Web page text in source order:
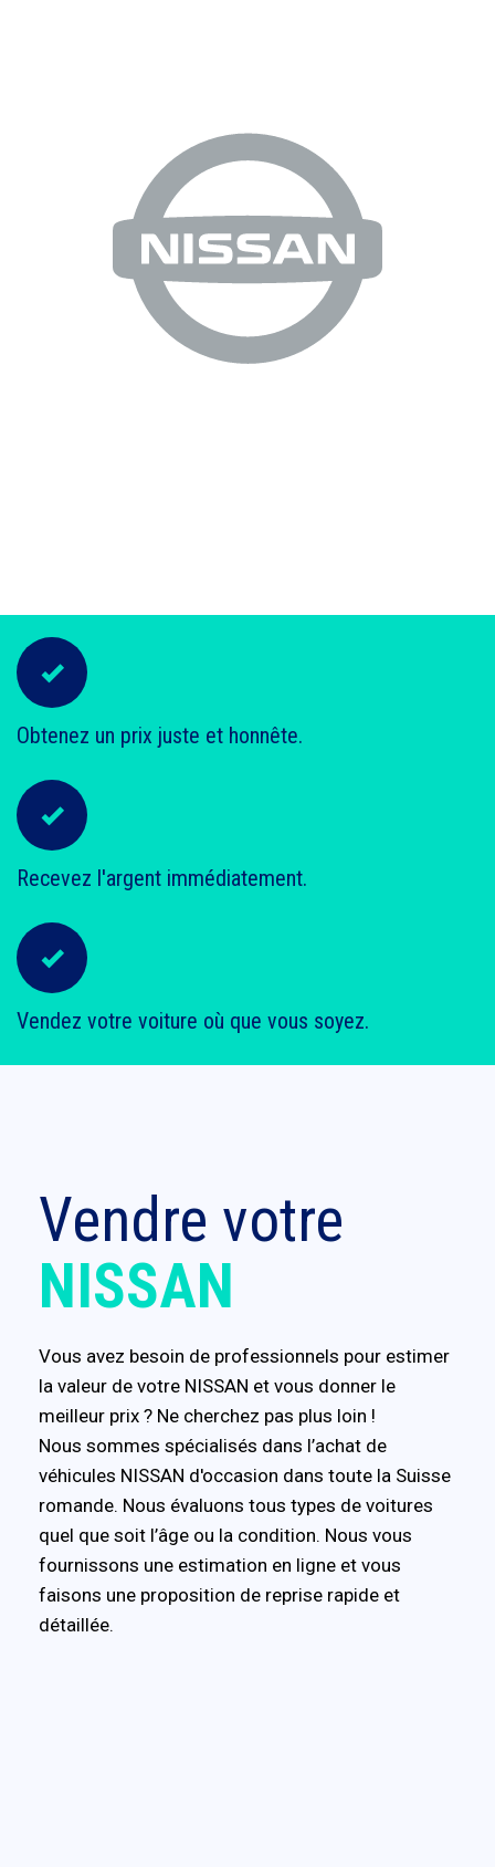
Obtenez un prix juste et honnête.
Recevez l'argent immédiatement.
Vendez votre voiture où que vous soyez.
Vendre votre
NISSAN
Vous avez besoin de professionnels pour estimer
la valeur de votre NISSAN et vous donner le
meilleur prix ? Ne cherchez pas plus loin !
Nous sommes spécialisés dans l’achat de
véhicules NISSAN d'occasion dans toute la Suisse
romande. Nous évaluons tous types de voitures
quel que soit l’âge ou la condition. Nous vous
fournissons une estimation en ligne et vous
faisons une proposition de reprise rapide et
détaillée.